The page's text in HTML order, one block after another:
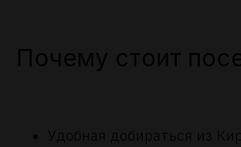
Почему стоит
Удобная добираться из